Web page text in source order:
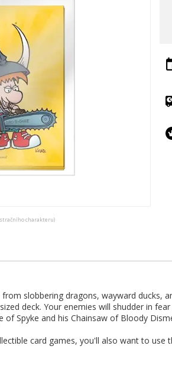
charakteru)
slobbering dragons, wayward
deck. Your enemies will shudder in
of Spyke and his Chainsaw of Bloody
card games, you'll also want to use